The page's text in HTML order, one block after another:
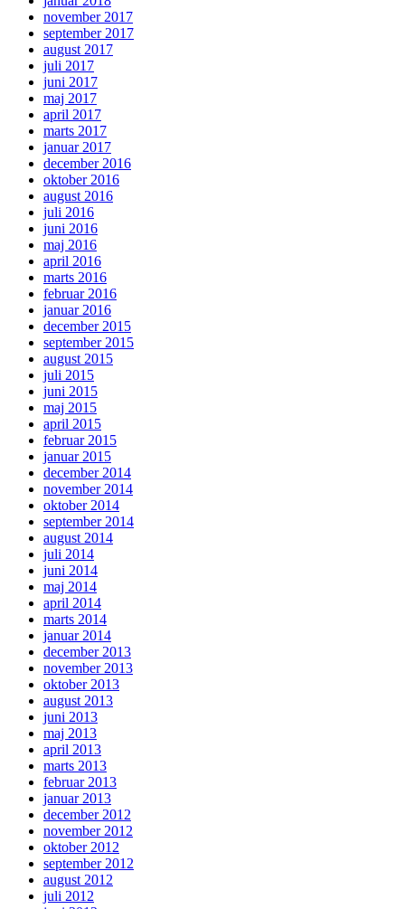
november 2017
september 2017
august 2017
juli 2017
juni 2017
maj 2017
april 2017
marts 2017
januar 2017
december 2016
oktober 2016
august 2016
juli 2016
juni 2016
maj 2016
april 2016
marts 2016
februar 2016
januar 2016
december 2015
september 2015
august 2015
juli 2015
juni 2015
maj 2015
april 2015
februar 2015
januar 2015
december 2014
november 2014
oktober 2014
september 2014
august 2014
juli 2014
juni 2014
maj 2014
april 2014
marts 2014
januar 2014
december 2013
november 2013
oktober 2013
august 2013
juni 2013
maj 2013
april 2013
marts 2013
februar 2013
januar 2013
december 2012
november 2012
oktober 2012
september 2012
august 2012
juli 2012